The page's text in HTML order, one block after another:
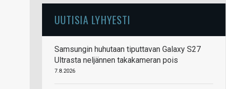
UUTISIA LYHYESTI
Samsungin huhutaan tiputtavan Galaxy S27
Ultrasta neljännen takakameran pois
7.8.2026